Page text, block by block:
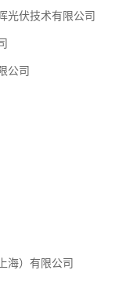
光伏技术有限公司
公司
海）有限公司